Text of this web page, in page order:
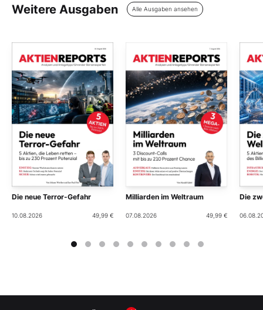
Weitere Ausgaben Alle Ausgaben ansehen
Die neue Terror-Gefahr
10.08.2026 49,99 €
Milliarden im Weltraum
07.08.2026 49,99 €
Die